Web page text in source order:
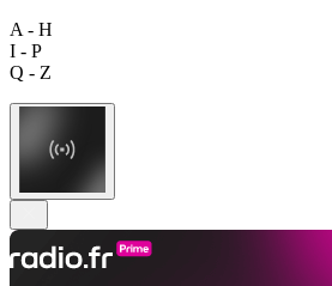
A - H
I - P
Q - Z